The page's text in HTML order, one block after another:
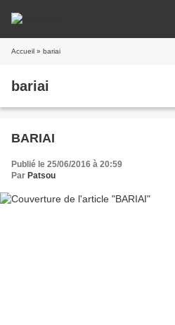
Accueil » bariai
bariai
BARIAI
Publié le 25/06/2016 à 20:59
Par Patsou